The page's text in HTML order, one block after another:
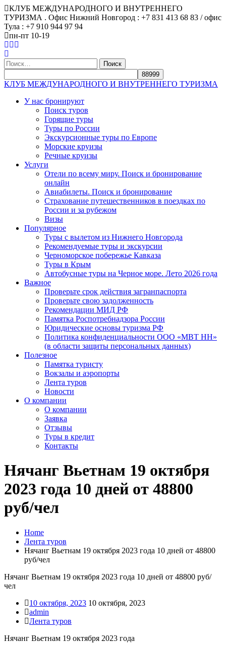
КЛУБ МЕЖДУНАРОДНОГО И ВНУТРЕННЕГО
ТУРИЗМА . Офис Нижний Новгород : +7 831 413 68 83 / офис
Тула : +7 910 944 97 94
пн-пт 10-19
Найти:
КЛУБ МЕЖДУНАРОДНОГО И ВНУТРЕННЕГО ТУРИЗМА
У нас бронируют
Поиск туров
Горящие туры
Туры по России
Экскурсионные туры по Европе
Морские круизы
Речные круизы
Услуги
Отели по всему миру. Поиск и бронирование
онлайн
Авиабилеты. Поиск и бронирование
Страхование путешественников в поездках по
России и за рубежом
Визы
Популярное
Туры с вылетом из Нижнего Новгорода
Рекомендуемые туры и экскурсии
Черноморское побережье Кавказа
Туры в Крым
Автобусные туры на Черное море. Лето 2026 года
Важное
Проверьте срок действия загранпаспорта
Проверьте свою задолженность
Рекомендации МИД РФ
Памятка Роспотребнадзора России
Юридические основы туризма РФ
Политика конфиденциальности ООО «МВТ НН»
(в области защиты персональных данных)
Полезное
Памятка туристу
Вокзалы и аэропорты
Лента туров
Новости
О компании
О компании
Заявка
Отзывы
Туры в кредит
Контакты
Нячанг Вьетнам 19 октября
2023 года 10 дней от 48800
руб/чел
Home
Лента туров
Нячанг Вьетнам 19 октября 2023 года 10 дней от 48800
руб/чел
Нячанг Вьетнам 19 октября 2023 года 10 дней от 48800 руб/
чел
10 октября, 2023 10 октября, 2023
admin
Лента туров
Нячанг Вьетнам 19 октября 2023 года